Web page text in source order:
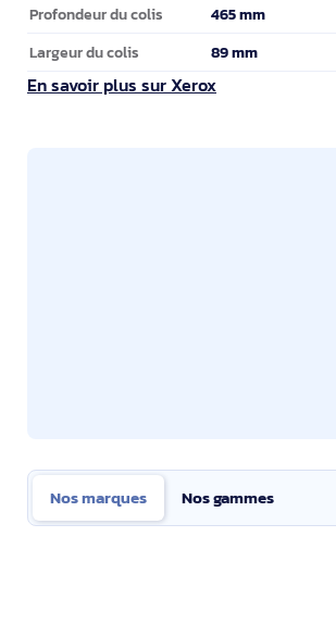
Profondeur du colis 465 mm
Largeur du colis 89 mm
En savoir plus sur Xerox
Nos marques Nos gammes